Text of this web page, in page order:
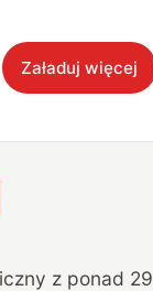
Załaduj więcej
z ponad 29